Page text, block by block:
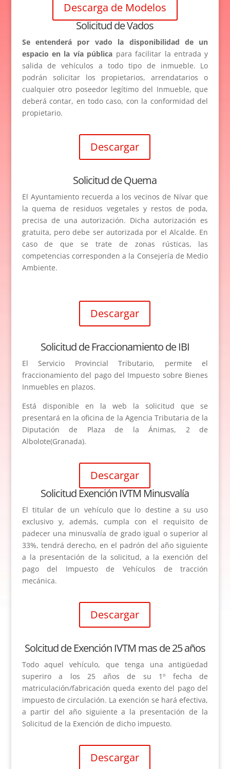
Descarga de Modelos
Solicitud de Vados
Se entenderá por vado la disponibilidad de un
espacio en la vía pública para facilitar la entrada y
salida de vehículos a todo tipo de inmueble. Lo
podrán solicitar los propietarios, arrendatarios o
cualquier otro poseedor legítimo del Inmueble, que
deberá contar, en todo caso, con la conformidad del
propietario.
Descargar
Solicitud de Quema
El Ayuntamiento recuerda a los vecinos de Nívar que
la quema de residuos vegetales y restos de poda,
precisa de una autorización. Dicha autorización es
gratuita, pero debe ser autorizada por el Alcalde. En
caso de que se trate de zonas rústicas, las
competencias corresponden a la Consejería de Medio
Ambiente.
Descargar
Solicitud de Fraccionamiento de IBI
El Servicio Provincial Tributario, permite el
fraccionamiento del pago del Impuesto sobre Bienes
Inmuebles en plazos.
Está disponible en la web la solicitud que se
presentará en la oficina de la Agencia Tributaria de la
Diputación de Plaza de la Ánimas, 2 de
Albolote(Granada).
Descargar
Solicitud Exención IVTM Minusvalía
El titular de un vehículo que lo destine a su uso
exclusivo y, además, cumpla con el requisito de
padecer una minusvalía de grado igual o superior al
33%, tendrá derecho, en el padrón del año siguiente
a la presentación de la solicitud, a la exención del
pago del Impuesto de Vehículos de tracción
mecánica.
Descargar
Solcitud de Exención IVTM mas de 25 años
Todo aquel vehículo, que tenga una antigüedad
superiro a los 25 años de su 1º fecha de
matriculación/fabricación queda exento del pago del
impuesto de circulación. La exención se hará efectiva,
a partir del año siguiente a la presentación de la
Solicitud de la Exención de dicho impuesto.
Descargar